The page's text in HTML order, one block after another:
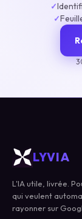
✓
✓
LYVIA
L'IA utile, livrée.
qui veulent
rayonner sur